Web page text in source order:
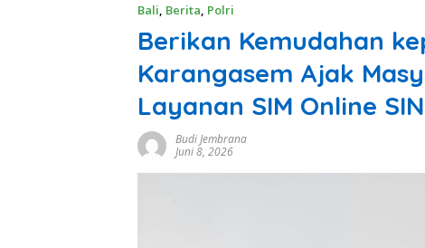
Bali, Berita, Polri
Berikan Kemudahan
Karangasem Ajak
Layanan SIM Online
Budi Jembrana
Juni 8, 2026